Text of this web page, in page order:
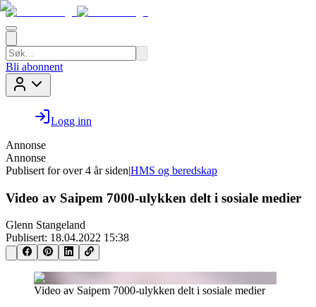
Bli abonnent
Logg inn
Annonse
Annonse
Publisert for over 4 år siden|HMS og beredskap
Video av Saipem 7000-ulykken delt i sosiale medier
Glenn Stangeland
Publisert: 18.04.2022 15:38
Video av Saipem 7000-ulykken delt i sosiale medier